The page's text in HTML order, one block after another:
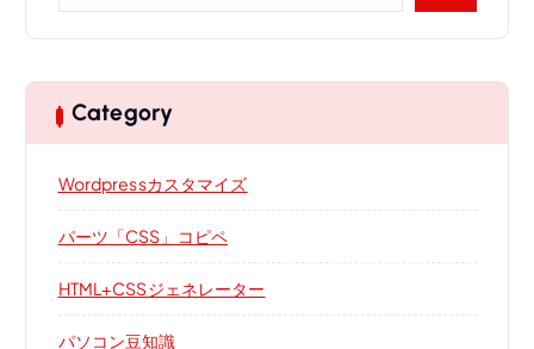
Category
Wordpressカスタマイズ
パーツ「CSS」コピペ
HTML+CSSジェネレーター
パソコン豆知識